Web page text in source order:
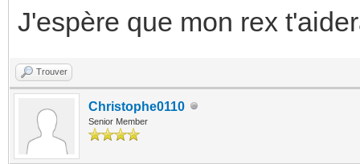
J'espère que mon rex
Trouver
Christophe0110
Senior Member